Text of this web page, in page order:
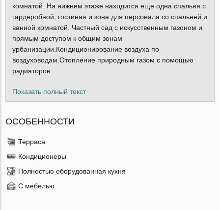
комнатой. На нижнем этаже находится еще одна спальня с
гардеробной, гостиная и зона для персонала со спальней и
ванной комнатой. Частный сад с искусственным газоном и
прямым доступом к общим зонам
урбанизации.Кондиционирование воздуха по
воздуховодам.Отопление природным газом с помощью
радиаторов.
Показать полный текст
ОСОБЕННОСТИ
Терраса
Кондиционеры
Полностью оборудованная кухня
С мебелью